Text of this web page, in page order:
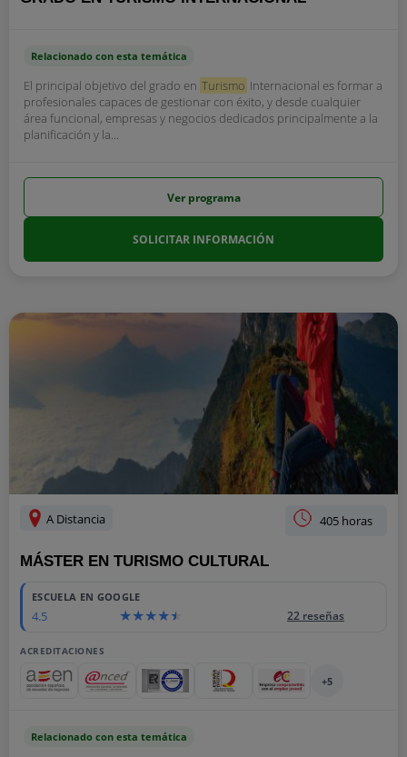
Relacionado con esta temática
El principal objetivo del grado en Turismo Internacional es formar a
profesionales capaces de gestionar con éxito, y desde cualquier
área funcional, empresas y negocios dedicados principalmente a la
planificación y la...
Ver programa
SOLICITAR INFORMACIÓN
A Distancia 405 horas
MÁSTER EN TURISMO CULTURAL
ESCUELA EN GOOGLE
4.5 22 reseñas
ACREDITACIONES
+5
Relacionado con esta temática